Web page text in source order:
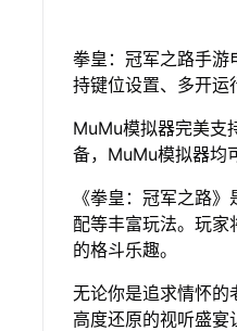
拳皇：冠军之路手游
持键位设置、多开运
MuMu模拟器完美支
备，MuMu模拟器均
《拳皇：冠军之路
配等丰富玩法。玩
的格斗乐趣。
无论你是追求情怀的
高度还原的视听盛宴